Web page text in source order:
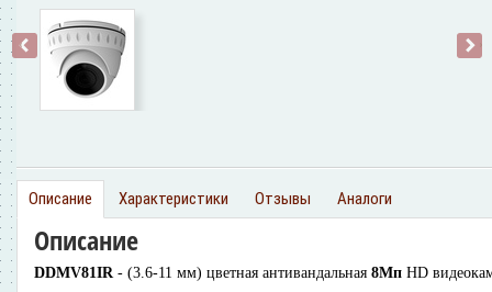
‹ ›
Описание Характеристики Отзывы Аналоги
Описание
DDMV81IR - (3.6-11 мм) цветная антивандальная 8Мп HD